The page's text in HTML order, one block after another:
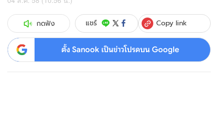
กดฟัง แชร์ Copy link
ตั้ง Sanook เป็นข่าวโปรดบน Google